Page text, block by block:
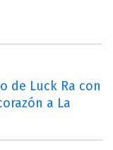
de Luck Ra con
a La